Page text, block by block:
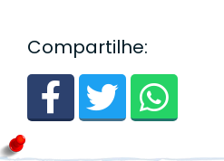
Compartilhe: